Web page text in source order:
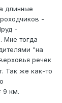
длинные
-
-
Мне тогда
"на
речек
Так же как-то
9 км.